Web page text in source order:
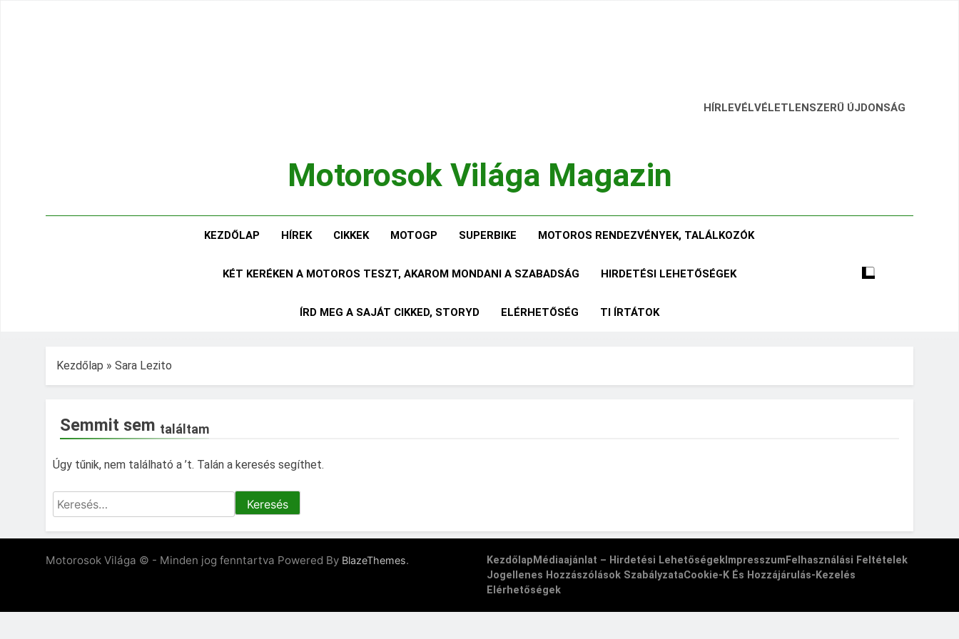
Motorosok Világa Magazin
HÍRLEVÉLVÉLETLENSZERŰ ÚJDONSÁG
KEZDŐLAP HÍREK CIKKEK MOTOGP SUPERBIKE MOTOROS RENDEZVÉNYEK, TALÁLKOZÓK
KÉT KERÉKEN A MOTOROS TESZT, AKAROM MONDANI A SZABADSÁG HIRDETÉSI LEHETŐSÉGEK
ÍRD MEG A SAJÁT CIKKED, STORYD ELÉRHETŐSÉG TI ÍRTÁTOK
Kezdőlap » Sara Lezito
Semmit sem találtam
Úgy tűnik, nem található a ’t. Talán a keresés segíthet.
Keresés:
Motorosok Világa © - Minden jog fenntartva Powered By BlazeThemes. Kezdőlap Médiaajánlat – Hirdetési Lehetőségek Impresszum Felhasználási Feltételek
Jogellenes Hozzászólások SzabályzataCookie-K És Hozzájárulás-Kezelés
Elérhetőségek